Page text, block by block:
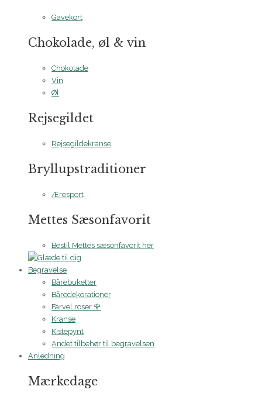
Gavekort
Chokolade, øl & vin
Chokolade
Vin
Øl
Rejsegildet
Rejsegildekranse
Bryllupstraditioner
Æresport
Mettes Sæsonfavorit
Bestil Mettes sæsonfavorit her
Begravelse
Bårebuketter
Båredekorationer
Farvel roser 🌹
Kranse
Kistepynt
Andet tilbehør til begravelsen
Anledning
Mærkedage